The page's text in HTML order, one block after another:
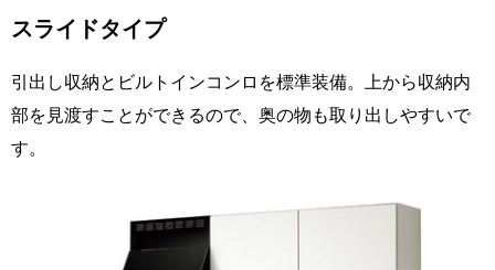
スライドタイプ
引出し収納とビルトインコンロを標準装備。上から収納内
部を見渡すことができるので、奥の物も取り出しやすいで
す。